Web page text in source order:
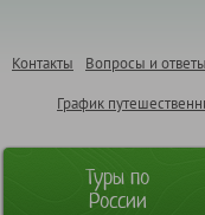
Вопросы и ответы
Контакты
График
Туры по
России